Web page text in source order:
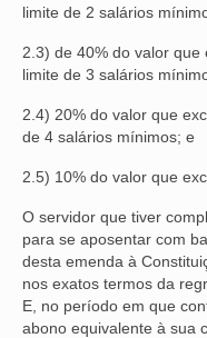
limite de 2 salários
2.3) de 40% do valor
limite de 3 salários
2.4) 20% do valor que
de 4 salários mínimos; e
2.5) 10% do valor que
O servidor que tiver
para se aposentar com
desta emenda à
nos exatos termos da
E, no período em que
abono equivalente à sua